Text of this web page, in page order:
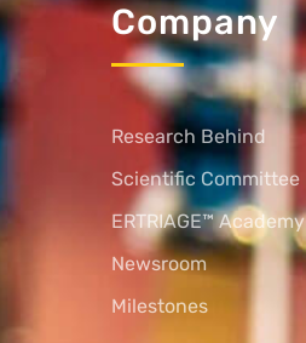
Company
Research Behind
Scientific Committee
ERTRIAGE™ Academy
Newsroom
Milestones